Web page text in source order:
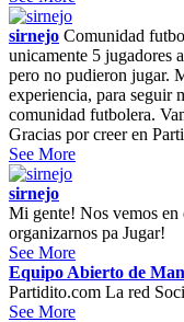
sirnejo Comunidad
unicamente 5 jugadores
pero no pudieron jugar.
experiencia, para seguir
comunidad futbolera.
Gracias por creer en
See More
sirnejo
Mi gente! Nos vemos
organizarnos pa Jugar!
See More
Equipo Abierto de
Partidito.com La red
See More